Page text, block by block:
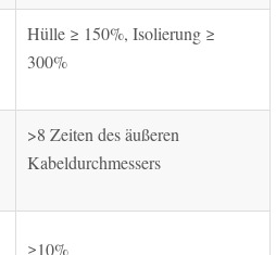
Hülle ≥ 150%, Isolierung ≥
300%
>8 Zeiten des äußeren
Kabeldurchmessers
≥10%